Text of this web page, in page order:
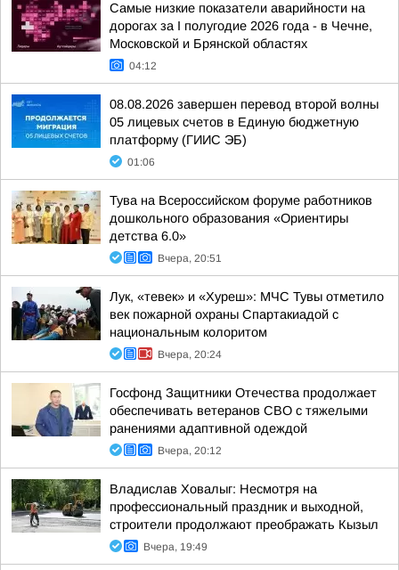
Самые низкие показатели аварийности на
дорогах за I полугодие 2026 года - в Чечне,
Московской и Брянской областях
04:12
08.08.2026 завершен перевод второй волны
05 лицевых счетов в Единую бюджетную
платформу (ГИИС ЭБ)
01:06
Тува на Всероссийском форуме работников
дошкольного образования «Ориентиры
детства 6.0»
Вчера, 20:51
Лук, «тевек» и «Хуреш»: МЧС Тувы отметило
век пожарной охраны Спартакиадой с
национальным колоритом
Вчера, 20:24
Госфонд Защитники Отечества продолжает
обеспечивать ветеранов СВО с тяжелыми
ранениями адаптивной одеждой
Вчера, 20:12
Владислав Ховалыг: Несмотря на
профессиональный праздник и выходной,
строители продолжают преображать Кызыл
Вчера, 19:49